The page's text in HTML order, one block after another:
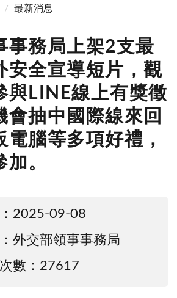
最新消息
事務局上架2支最
安全宣導短片，觀
與LINE線上有獎徵
會抽中國際線來回
電腦等多項好禮，
。
2025-09-08
外交部領事事務局
數：27617